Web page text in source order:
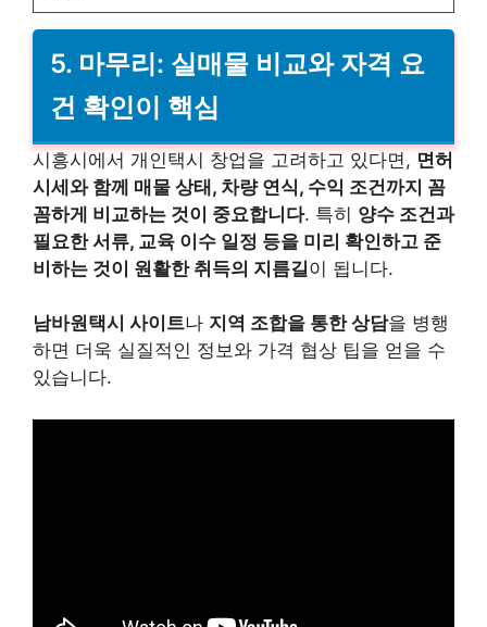
5. 마무리: 실매물 비교와 자격 요
건 확인이 핵심
시흥시에서 개인택시 창업을 고려하고 있다면, 면허
시세와 함께 매물 상태, 차량 연식, 수익 조건까지 꼼
꼼하게 비교하는 것이 중요합니다. 특히 양수 조건과
필요한 서류, 교육 이수 일정 등을 미리 확인하고 준
비하는 것이 원활한 취득의 지름길이 됩니다.
남바원택시 사이트나 지역 조합을 통한 상담을 병행
하면 더욱 실질적인 정보와 가격 협상 팁을 얻을 수
있습니다.